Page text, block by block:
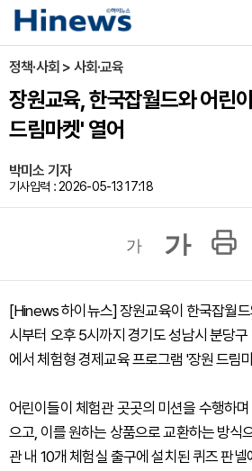
정책·사회 > 사회·교육
장원교육, 한국잡월드와 어린
드림마켓' 열어
박미소 기자
기사입력 : 2026-05-13 17:18
가 가
[Hinews 하이뉴스] 장원교육이 한국잡월
시부터 오후 5시까지 경기도 성남시 분당
에서 체험형 경제교육 프로그램 '장원 드림
어린이들이 체험관 곳곳의 미션을 수행하
으고, 이를 원하는 상품으로 교환하는 방식
관 내 10개 체험실 출구에 설치된 퀴즈 판넬